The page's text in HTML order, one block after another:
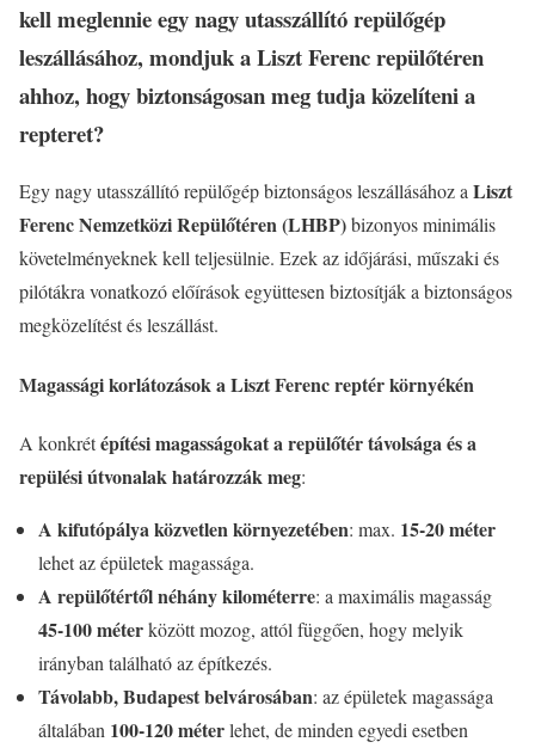
kell meglennie egy nagy utasszállító repülőgép
leszállásához, mondjuk a Liszt Ferenc repülőtéren
ahhoz, hogy biztonságosan meg tudja közelíteni a
repteret?
Egy nagy utasszállító repülőgép biztonságos leszállásához aLiszt
Ferenc Nemzetközi Repülőtéren (LHBP)bizonyos minimális
követelményeknek kell teljesülnie. Ezek az időjárási, műszaki és
pilótákra vonatkozó előírások együttesen biztosítják a biztonságos
megközelítést és leszállást.
Magassági korlátozások a Liszt Ferenc reptér környékén
A konkrétépítési magasságokat a repülőtér távolsága és a
repülési útvonalak határozzák meg:
A kifutópálya közvetlen környezetében: max. 15-20 méter
lehet az épületek magassága.
A repülőtértől néhány kilométerre: a maximális magasság
45-100 méterközött mozog, attól függően, hogy melyik
irányban található az építkezés.
Távolabb, Budapest belvárosában: az épületek magassága
általában 100-120 méterlehet, de minden egyedi esetben